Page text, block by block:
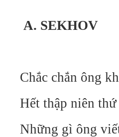
A. SEKHOV
Chắc chắn ông
Hết thập niên
Những gì ông